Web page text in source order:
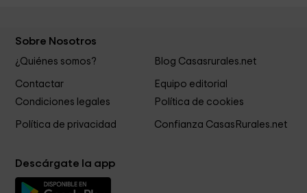
Sobre Nosotros
¿Quiénes somos? Blog Casasrurales.net
Contactar
Equipo editorial
Condiciones legales
Política de cookies
Política de privacidad Confianza CasasRurales.net
Descárgate la app